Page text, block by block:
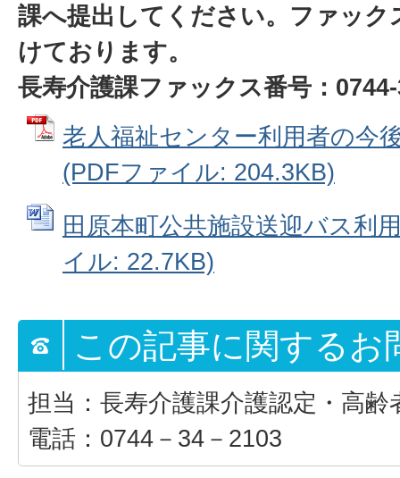
課へ提出してください。ファック
けております。
長寿介護課ファックス番号：
老人福祉センター利用者の今
(PDFファイル: 204.3KB)
田原本町公共施設送迎バス利
イル: 22.7KB)
この記事に関するお
担当：長寿介護課介護認定・高齢
電話：0744－34－2103